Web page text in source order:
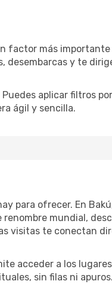
factor más
desembarcas y te
aplicar filtros
ágil y sencilla.
para ofrecer. En
mundial,
visitas te conectan
acceder a los
sin filas ni